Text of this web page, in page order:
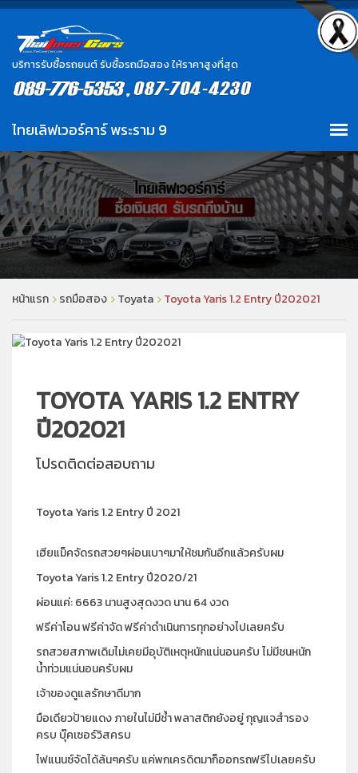
บริการรับซื้อรถยนต์ รับซื้อรถมือสอง ให้ราคาสูงที่สุด
หน้าแรก รถมือสอง Toyata Toyota Yaris 1.2 Entry ปี202021
TOYOTA YARIS 1.2 ENTRY
ปี202021
โปรดติดต่อสอบถาม
Toyota Yaris 1.2 Entry ปี 2021
เฮียแม็คจัดรถสวยๆผ่อนเบาๆมาให้ชมกันอีกแล้วครับผม
Toyota Yaris 1.2 Entry ปี2020/21
ผ่อนแค่: 6663 นานสูงสุดงวด นาน 64 งวด
ฟรีค่าโอน ฟรีค่าจัด ฟรีค่าดำเนินการทุกอย่างไปเลยครับ
รถสวยสภาพเดิมไม่เคยมีอุบัติเหตุหนักแน่นอนครับ ไม่มีชนหนัก
น้ำท่วมแน่นอนครับผม
เจ้าของดูแลรักษาดีมาก
มือเดียวป้ายแดง ภายในไม่มีช้ำ พลาสติกยังอยู่ กุญแจสำรอง
ครบ บุ๊คเซอร์วิสครบ
ไฟแนนซ์จัดได้ล้นๆครับ แค่พกเครดิตมาก็ออกรถฟรีไปเลยครับ